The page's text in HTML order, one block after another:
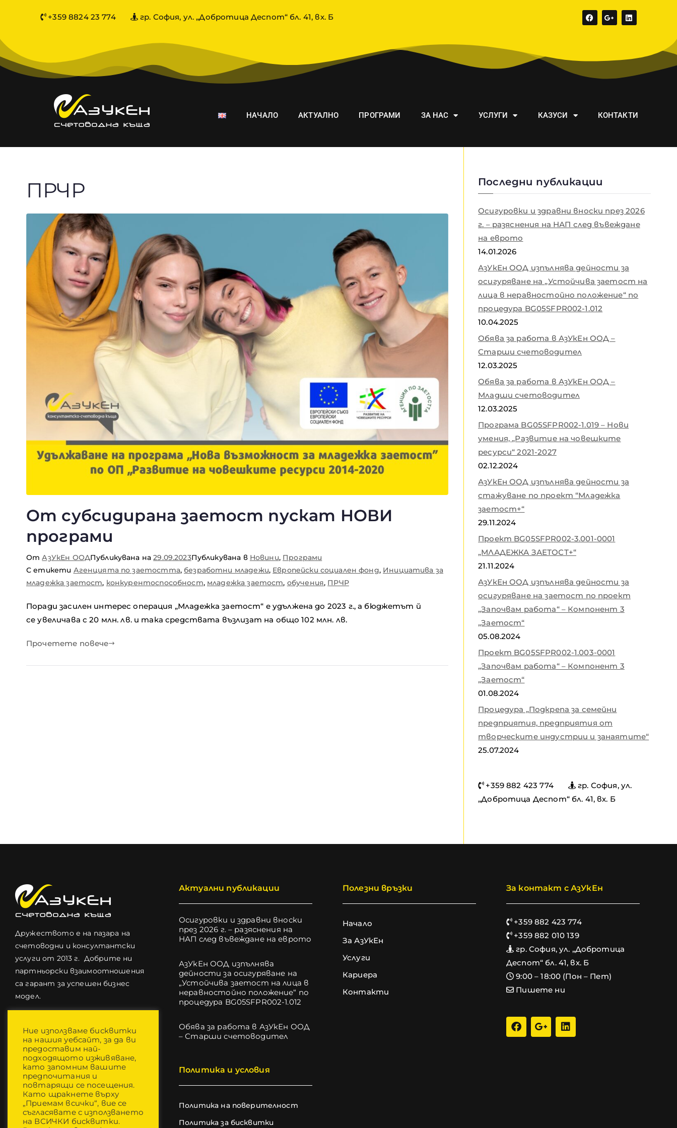
+359 8824 23 774 гр. София, ул. „Добротица Деспот“ бл. 41, вх. Б
НАЧАЛО АКТУАЛНО ПРОГРАМИ ЗА НАС УСЛУГИ КАЗУСИ КОНТАКТИ
ПРЧР
От субсидирана заетост пускат НОВИ
програми
ОтАзУкЕн ООДПубликувана на29.09.2023Публикувана в Новини, Програми
С етикети Агенцията по заетостта, безработни младежи, Европейски социален фонд, Инициатива за
младежка заетост, конкурентоспособност, младежка заетост, обучения, ПРЧР
Поради засилен интерес операция „Младежка заетост“ е удължена до 2023 г., а бюджетът й
се увеличава с 20 млн. лв. и така средствата възлизат на общо 102 млн. лв.
Прочетете повече
Последни публикации
Осигуровки и здравни вноски през 2026
г. – разяснения на НАП след въвеждане
на еврото
14.01.2026
АзУкЕн ООД изпълнява дейности за
осигуряване на „Устойчива заетост на
лица в неравностойно положение“ по
процедура BG05SFPR002-1.012
10.04.2025
Обява за работа в АзУкЕн ООД –
Старши счетоводител
12.03.2025
Обява за работа в АзУкЕн ООД –
Младши счетоводител
12.03.2025
Програма BG05SFPR002-1.019 – Нови
умения, „Развитие на човешките
ресурси“ 2021-2027
02.12.2024
АзУкЕн ООД изпълнява дейности за
стажуване по проект “Младежка
заетост+“
29.11.2024
Проект BG05SFPR002-3.001-0001
„МЛАДЕЖКА ЗАЕТОСТ+“
21.11.2024
АзУкЕн ООД изпълнява дейности за
осигуряване на заетост по проект
„Започвам работа“ – Компонент 3
„Заетост“
05.08.2024
Проект BG05SFPR002-1.003-0001
„Започвам работа“ – Компонент 3
„Заетост“
01.08.2024
Процедура „Подкрепа за семейни
предприятия, предприятия от
творческите индустрии и занаятите“
25.07.2024
+359 882 423 774
гр. София, ул.
„Добротица Деспот“ бл. 41, вх. Б
Дружеството е на пазара на
счетоводни и консултантски
услуги от 2013 г. Добрите ни
партньорски взаимоотношения
са гарант за успешен бизнес
модел.
Актуални публикации
Осигуровки и здравни вноски
през 2026 г. – разяснения на
НАП след въвеждане на еврото
АзУкЕн ООД изпълнява
дейности за осигуряване на
„Устойчива заетост на лица в
неравностойно положение“ по
процедура BG05SFPR002-1.012
Обява за работа в АзУкЕн ООД
– Старши счетоводител
Политика и условия
Политика на поверителност
Политика за бисквитки
Полезни връзки
Начало
За АзУкЕн
Услуги
Кариера
Контакти
За контакт с АзУкЕн
+359 882 423 774
+359 882 010 139
гр. София, ул. „Добротица
Деспот“ бл. 41, вх. Б
9:00 – 18:00 (Пон – Пет)
Пишете ни
Ние използваме бисквитки
на нашия уебсайт, за да ви
предоставим най-
подходящото изживяване,
като запомним вашите
предпочитания и
повтарящи се посещения.
Като щракнете върху
„Приемам всички“, вие се
съгласявате с използването
на ВСИЧКИ бисквитки.